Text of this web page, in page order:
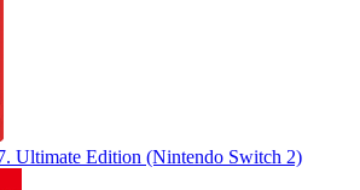
Ultimate Edition (Nintendo Switch 2)